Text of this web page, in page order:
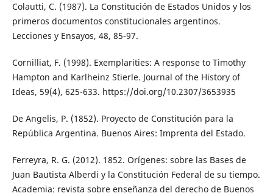
Colautti, C. (1987). La Constitución de Estados Unidos y los
primeros documentos constitucionales argentinos.
Lecciones y Ensayos, 48, 85-97.
Cornilliat, F. (1998). Exemplarities: A response to Timothy
Hampton and Karlheinz Stierle. Journal of the History of
Ideas, 59(4), 625-633. https://doi.org/10.2307/3653935
De Angelis, P. (1852). Proyecto de Constitución para la
República Argentina. Buenos Aires: Imprenta del Estado.
Ferreyra, R. G. (2012). 1852. Orígenes: sobre las Bases de
Juan Bautista Alberdi y la Constitución Federal de su tiempo.
Academia: revista sobre enseñanza del derecho de Buenos